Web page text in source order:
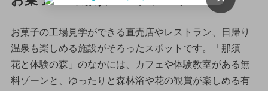
お菓子の工場見学ができる直売店やレストラン、日帰り
温泉も楽しめる施設がそろったスポットです。「那須
花と体験の森」のなかには、カフェや体験教室がある無
料ゾーンと、ゆったりと森林浴や花の観賞が楽しめる有